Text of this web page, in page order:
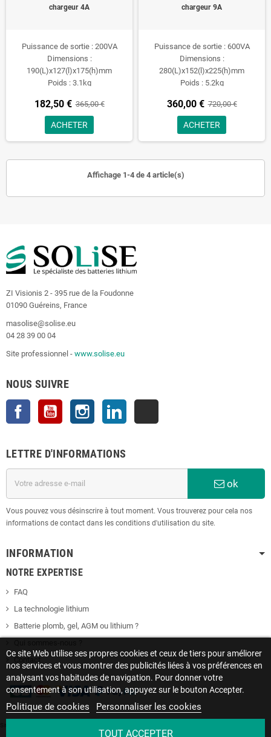
chargeur 4A
Puissance de sortie : 200VA
Dimensions :
190(L)x127(l)x175(h)mm
Poids : 3.1kg
182,50 € 365,00 €
ACHETER
chargeur 9A
Puissance de sortie : 600VA
Dimensions :
280(L)x152(l)x225(h)mm
Poids : 5.2kg
360,00 € 720,00 €
ACHETER
Affichage 1-4 de 4 article(s)
ZI Visionis 2 - 395 rue de la Foudonne
01090 Guéreins, France
masolise@solise.eu
04 28 39 00 04
Site professionnel - www.solise.eu
NOUS SUIVRE
Facebook YouTube Instagram
LETTRE D'INFORMATIONS
ok
Vous pouvez vous désinscrire à tout moment. Vous trouverez pour cela nos
informations de contact dans les conditions d'utilisation du site.
INFORMATION
NOTRE EXPERTISE
FAQ
La technologie lithium
Batterie plomb, gel, AGM ou lithium ?
Ce site Web utilise ses propres cookies et ceux de tiers pour améliorer
nos services et vous montrer des publicités liées à vos préférences en
analysant vos habitudes de navigation. Pour donner votre
consentement à son utilisation, appuyez sur le bouton Accepter.
Politique de cookies Personnaliser les cookies
TOUT ACCEPTER